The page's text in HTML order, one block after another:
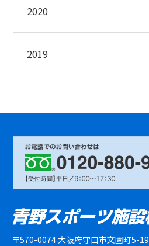
2020
2019
〒570-0074 大阪府守口市文園町5-19